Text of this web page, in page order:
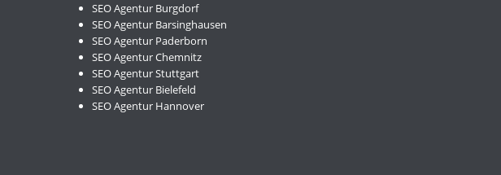
SEO Agentur Burgdorf
SEO Agentur Barsinghausen
SEO Agentur Paderborn
SEO Agentur Chemnitz
SEO Agentur Stuttgart
SEO Agentur Bielefeld
SEO Agentur Hannover